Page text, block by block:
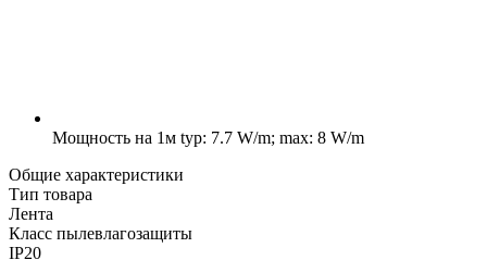
Мощность на 1м typ: 7.7 W/m; max: 8 W/m
Общие характеристики
Тип товара
Лента
Класс пылевлагозащиты
IP20